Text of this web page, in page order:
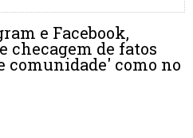
e Facebook,
checagem de fatos
comunidade' como no